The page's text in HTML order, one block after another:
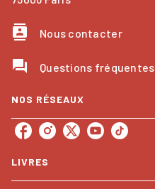
contacts Nous contacter
question_answer Questions fréquentes
NOS RÉSEAUX
LIVRES